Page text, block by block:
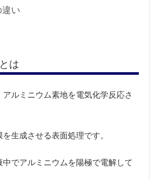
い
は
アルミニウム素地を電気化学反応さ
生成させる表面処理です。
でアルミニウムを陽極で電解して